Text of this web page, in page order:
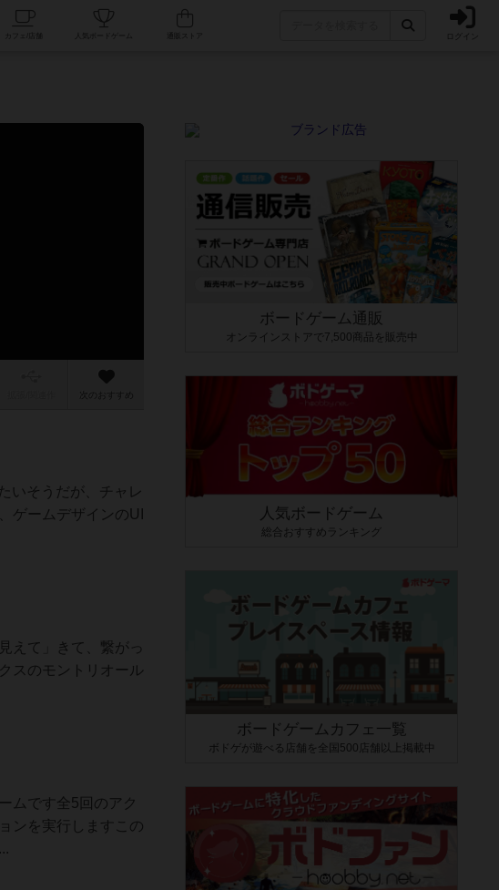
人気ボードゲーム ログイン
次のおすすめ
いそうだが、チャレ
ゲームデザインのUI
えて」きて、繋がっ
スのモントリオール
ムです全5回のアク
ンを実行しますこの
ボードゲーム通販
オンラインストアで7,500商品を販売中
人気ボードゲーム
総合おすすめランキング
ボードゲームカフェ一覧
ボドゲが遊べる店舗を全国500店舗以上掲載中